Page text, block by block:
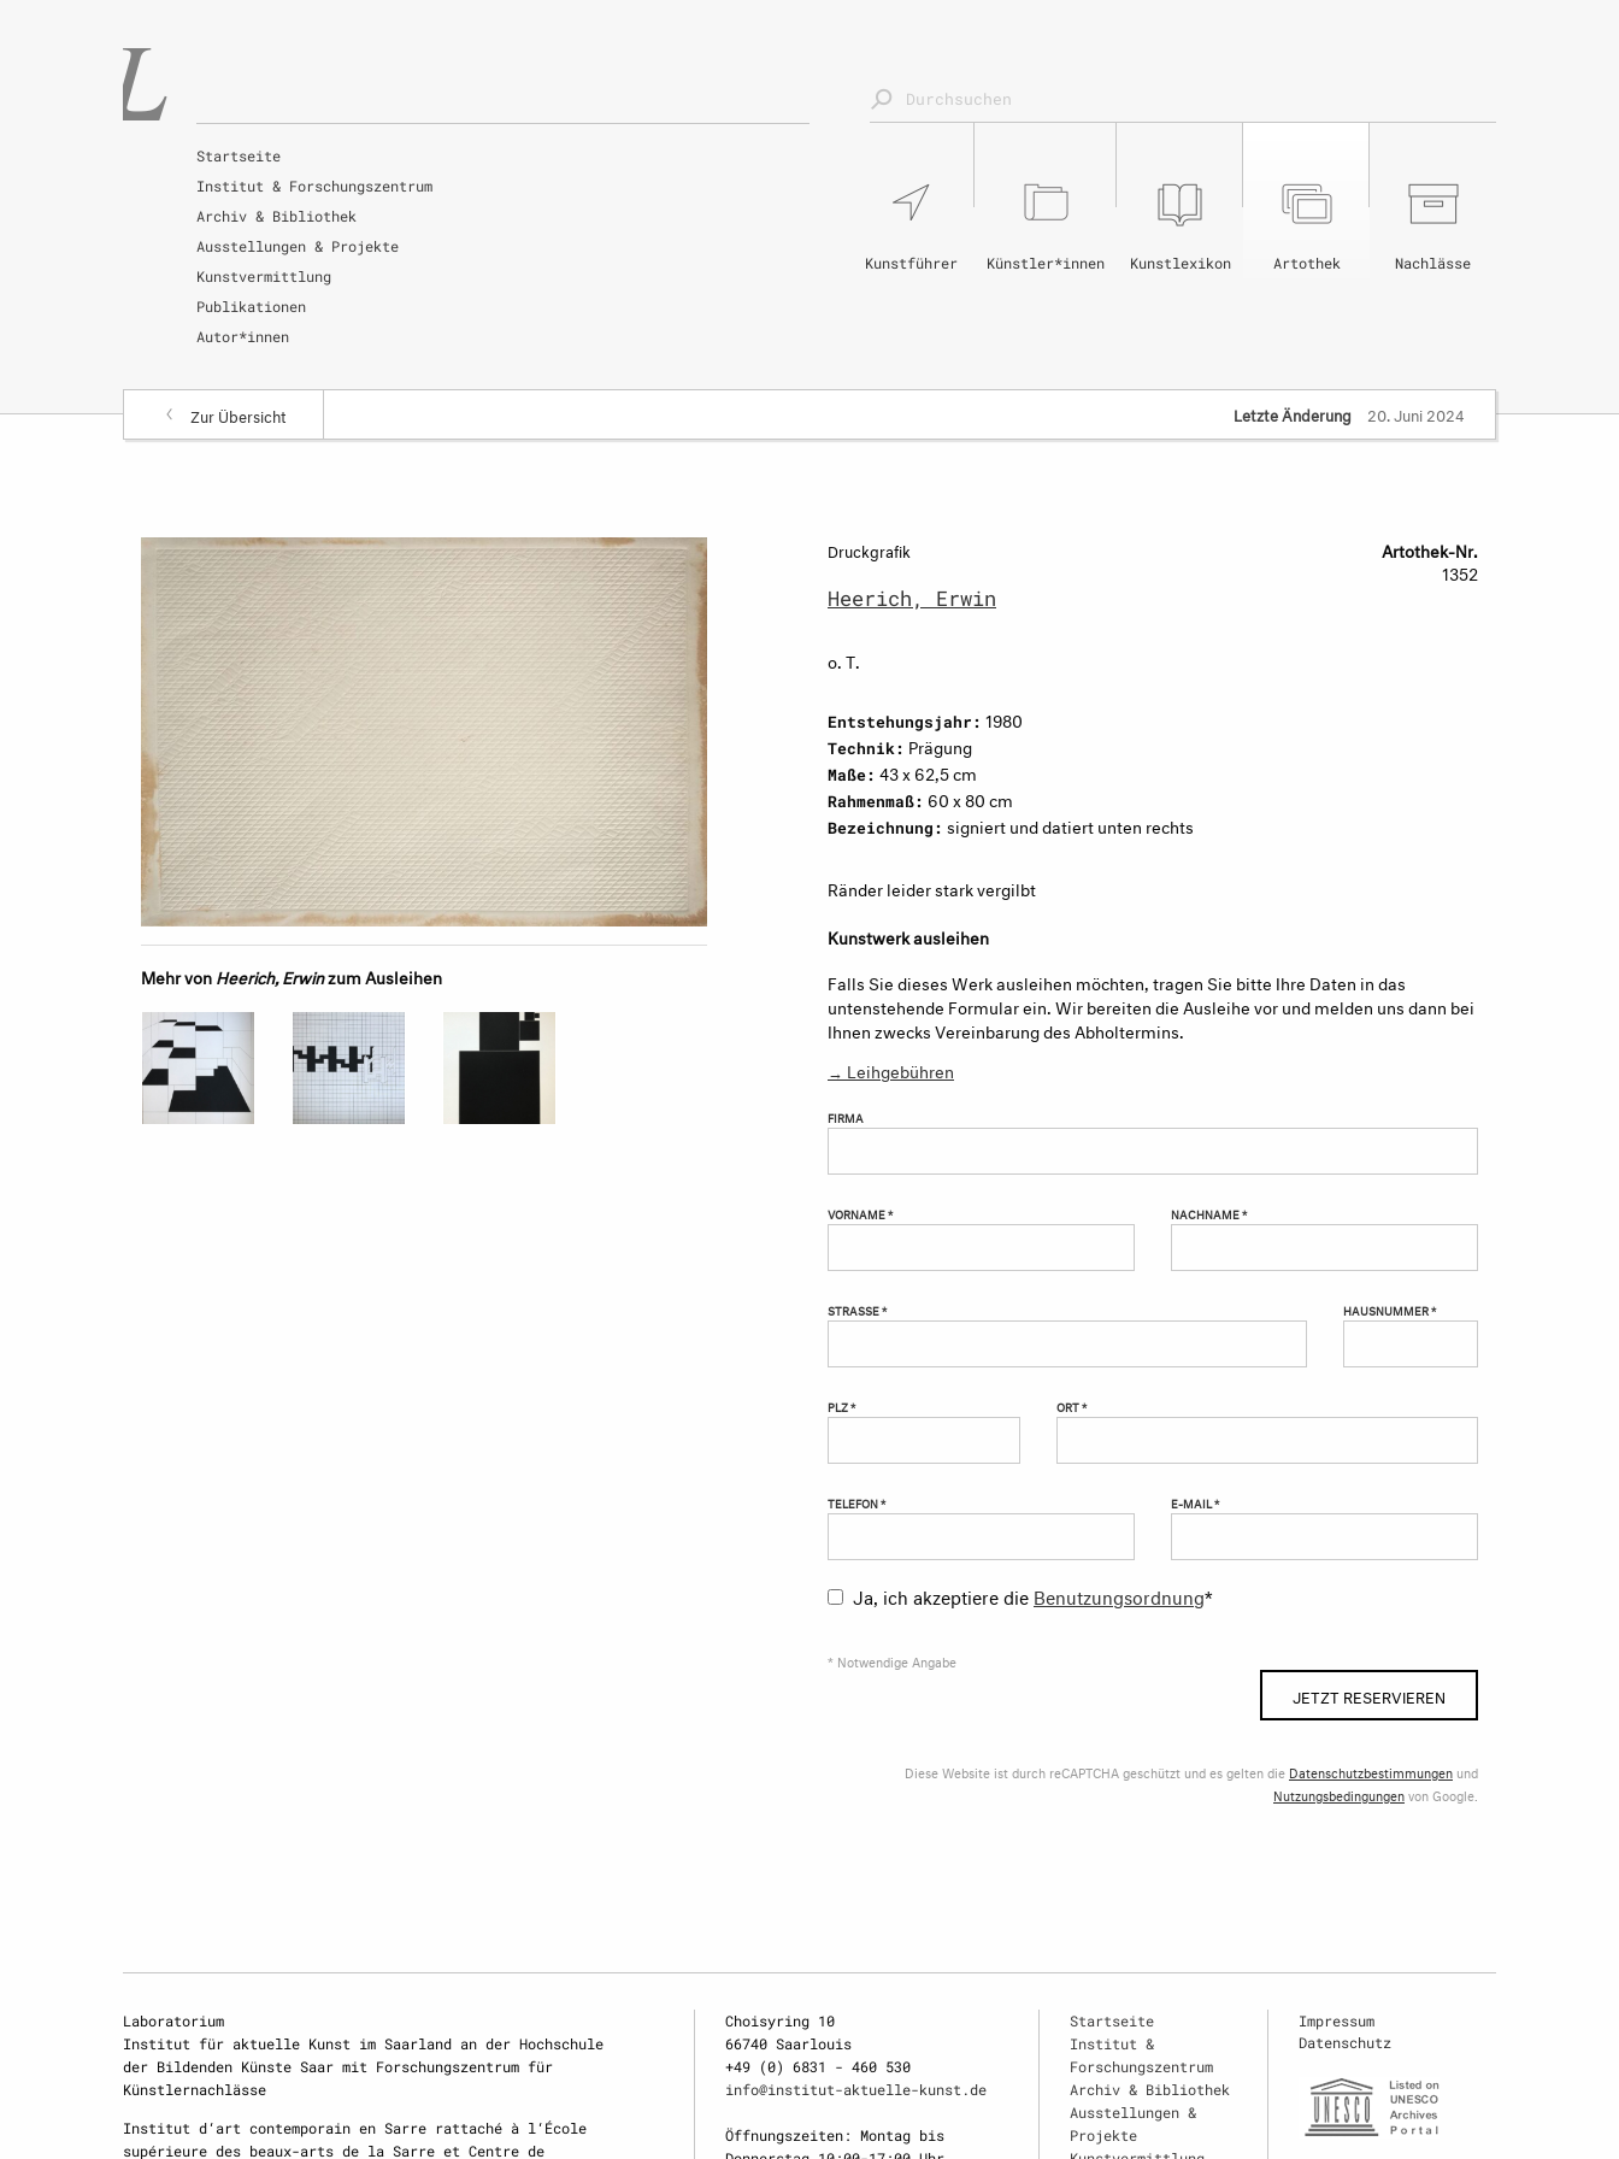
Startseite
Institut & Forschungszentrum
Archiv & Bibliothek
Ausstellungen & Projekte
Kunstvermittlung
Publikationen
Autor*innen
Nachlässe
Artothek
Kunstlexikon
Künstler*innen
Kunstführer
Zur Übersicht Letzte Änderung 20. Juni 2024
Mehr vonHeerich, Erwinzum Ausleihen
Druckgrafik
Heerich, Erwin
o. T.
Artothek-Nr.
1352
Entstehungsjahr: 1980
Technik: Prägung
Maße: 43 x 62,5 cm
Rahmenmaß: 60 x 80 cm
Bezeichnung: signiert und datiert unten rechts
Ränder leider stark vergilbt
Kunstwerk ausleihen
Falls Sie dieses Werk ausleihen möchten, tragen Sie bitte Ihre Daten in das
untenstehende Formular ein. Wir bereiten die Ausleihe vor und melden uns dann bei
Ihnen zwecks Vereinbarung des Abholtermins.
→ Leihgebühren
FIRMA
VORNAME * NACHNAME *
STRASSE * HAUSNUMMER *
PLZ * ORT *
TELEFON * E-MAIL *
Ja, ich akzeptiere die Benutzungsordnung*
* Notwendige Angabe
JETZT RESERVIEREN
Diese Website ist durch reCAPTCHA geschützt und es gelten die Datenschutzbestimmungen und
Nutzungsbedingungenvon Google.
Laboratorium
Institut für aktuelle Kunst im Saarland an der Hochschule
der Bildenden Künste Saar mit Forschungszentrum für
Künstlernachlässe
Institut d‘art contemporain en Sarre rattaché à l‘École
supérieure des beaux-arts de la Sarre et Centre de
Choisyring 10
66740 Saarlouis
+49 (0) 6831 - 460 530
info@institut-aktuelle-kunst.de
Öffnungszeiten: Montag bis
Startseite
Institut &
Forschungszentrum
Archiv & Bibliothek
Ausstellungen &
Projekte
Impressum
Datenschutz